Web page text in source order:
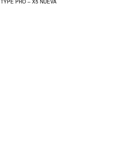
PRO – X5 NUEVA